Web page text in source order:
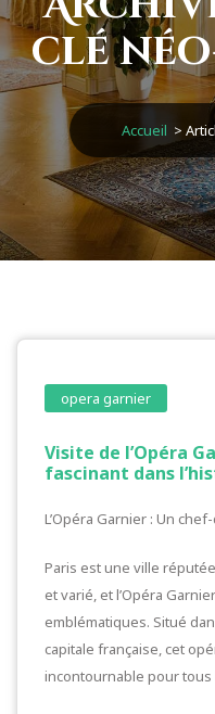
clé
Accueil >
opera garnier
Visite de l’Opéra
fascinant dans
L’Opéra Garnier : Un
Paris est une ville
et varié, et l’Opéra
emblématiques. Situé
capitale française, cet
incontournable pour tous